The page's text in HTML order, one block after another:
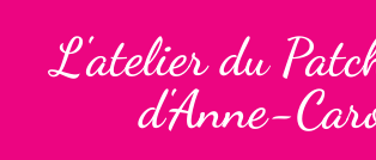
L'atelier du
d'Anne-